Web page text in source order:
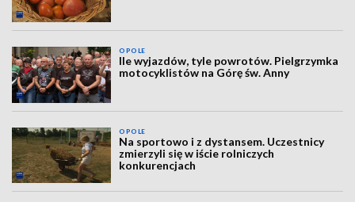
OPOLE
Ile wyjazdów, tyle powrotów. Pielgrzymka
motocyklistów na Górę św. Anny
OPOLE
Na sportowo i z dystansem. Uczestnicy
zmierzyli się w iście rolniczych
konkurencjach